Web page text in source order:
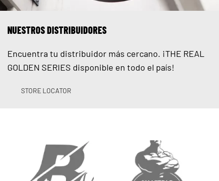
NUESTROS DISTRIBUIDORES
Encuentra tu distribuidor más cercano. ¡THE REAL
GOLDEN SERIES disponible en todo el país!
STORE LOCATOR